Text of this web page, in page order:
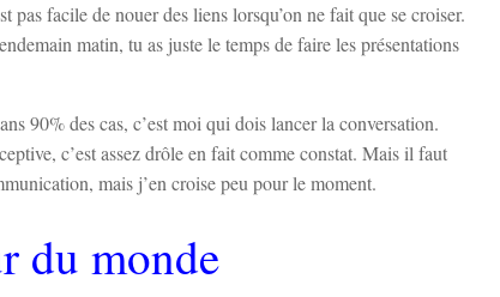
pas facile de nouer des liens lorsqu’on ne fait que se croiser.
matin, tu as juste le temps de faire les présentations
90% des cas, c’est moi qui dois lancer la conversation.
c’est assez drôle en fait comme constat. Mais il faut
mais j’en croise peu pour le moment.
du monde